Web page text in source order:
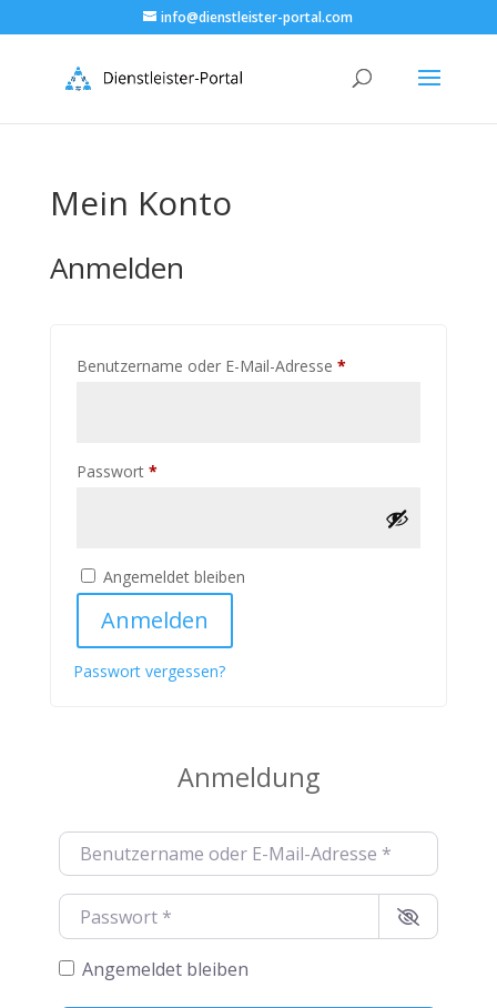
info@dienstleister-portal.com
Mein Konto
Anmelden
Benutzername oder E-Mail-Adresse *Erforderlich
Passwort *Erforderlich
Alternative:
Angemeldet bleiben
Anmelden
Passwort vergessen?
Anmeldung
Benutzername oder E-Mail-Adresse
Passwort
Angemeldet bleiben